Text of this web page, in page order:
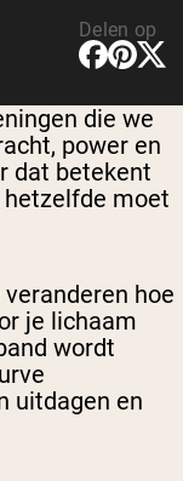
Delen op
die we
power en
dat betekent
moet
hoe
je lichaam
wordt
uitdagen en